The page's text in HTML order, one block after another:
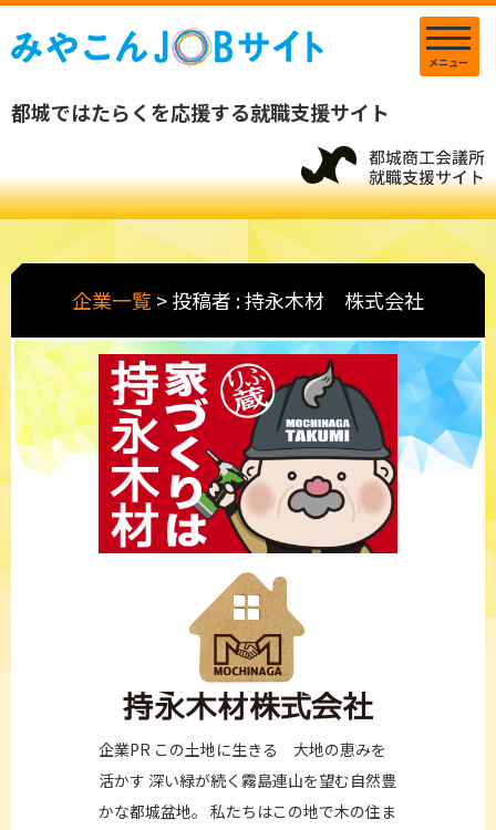
都城ではたらくを応援する就職支援サイト
メニュー
企業一覧>投稿者 : 持永木材 株式会社
企業PR この土地に生きる 大地の恵みを
活かす 深い緑が続く霧島連山を望む自然豊
かな都城盆地。 私たちはこの地で木の住ま